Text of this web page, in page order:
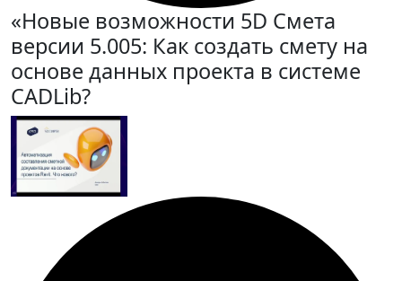
«Новые возможности 5D Смета
версии 5.005: Как создать смету на
основе данных проекта в системе
CADLib?